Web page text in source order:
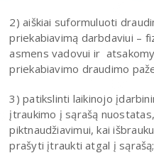
2) aiškiai suformuluoti
priekabiavimą darbdaviui –
asmens vadovui ir
priekabiavimo draudimo
3) patikslinti laikinojo
įtraukimo į sąrašą
piktnaudžiavimui, kai
prašyti įtraukti atgal į sąrašą;